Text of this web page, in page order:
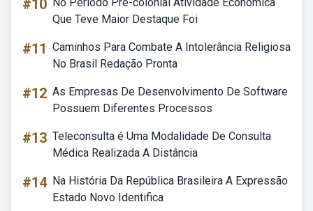
#10
Que Teve Maior Destaque Foi
#11 Caminhos Para Combate A Intolerância Religiosa
No Brasil Redação Pronta
#12 As Empresas De Desenvolvimento De Software
Possuem Diferentes Processos
#13 Teleconsulta é Uma Modalidade De Consulta
Médica Realizada A Distância
#14 Na História Da República Brasileira A Expressão
Estado Novo Identifica